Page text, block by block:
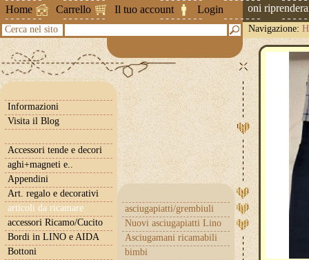
Home Carrello Il tuo account Login
Attenzione ! Le spedizioni
Cerca nel sito Navigazione:
Informazioni
Visita il Blog
Accessori tende e decori
aghi+magneti e..
Appendini
Art. regalo e decorativi
articoli da ricamare
asciugapiatti/grembiuli
Nuovi asciugapiatti Lino
Asciugamani ricamabili
bimbi
accessori Ricamo/Cucito
Bordi in LINO e AIDA
Bottoni